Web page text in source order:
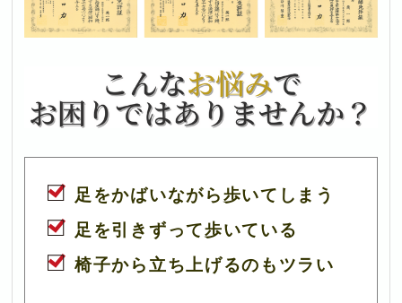
足をかばいながら歩いてしまう
足を引きずって歩いている
椅子から立ち上げるのもツラい